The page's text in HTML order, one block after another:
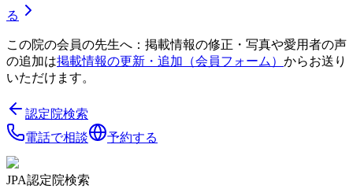
る
この院の会員の先生へ：掲載情報の修正・写真や愛用者の声
の追加は掲載情報の更新・追加（会員フォーム） からお送り
いただけます。
認定院検索
電話で相談
予約する
JPA認定院検索